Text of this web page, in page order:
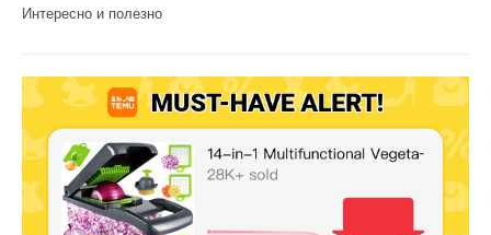
Интересно и полезно